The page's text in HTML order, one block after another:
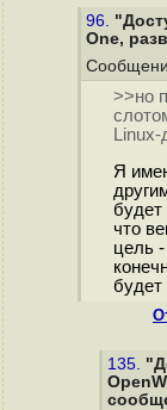
96.
One,
>>но
Linux-
Я
будет
что
цель
будет
135.